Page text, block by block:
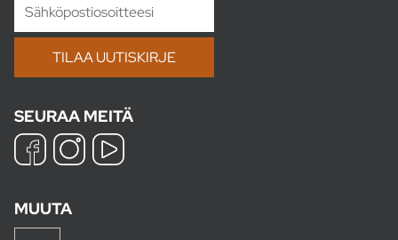
SEURAA MEITÄ
MUUTA